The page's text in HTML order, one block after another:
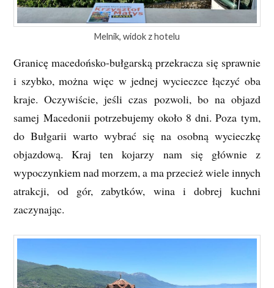
Melnik, widok z hotelu
Granicę macedońsko-bułgarską przekracza się sprawnie
i szybko, można więc w jednej wycieczce łączyć oba
kraje. Oczywiście, jeśli czas pozwoli, bo na objazd
samej Macedonii potrzebujemy około 8 dni. Poza tym,
do Bułgarii warto wybrać się na osobną wycieczkę
objazdową. Kraj ten kojarzy nam się głównie z
wypoczynkiem nad morzem, a ma przecież wiele innych
atrakcji, od gór, zabytków, wina i dobrej kuchni
zaczynając.